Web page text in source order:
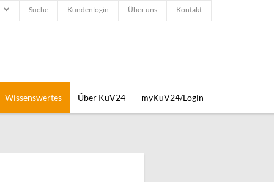
Suche Kundenlogin Über uns Kontakt
Wissenswertes Über KuV24 myKuV24/Login